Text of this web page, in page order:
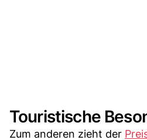
Touristische
Zum anderen zieht der